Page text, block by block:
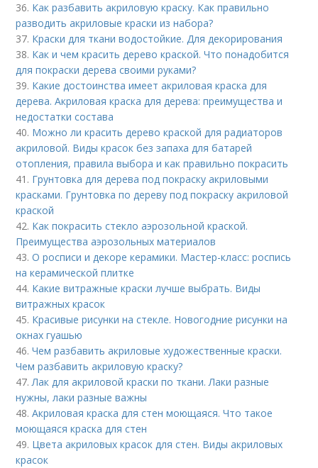
36. Как разбавить акриловую краску. Как правильно
разводить акриловые краски из набора?
37. Краски для ткани водостойкие. Для декорирования
38. Как и чем красить дерево краской. Что понадобится
для покраски дерева своими руками?
39. Какие достоинства имеет акриловая краска для
дерева. Акриловая краска для дерева: преимущества и
недостатки состава
40. Можно ли красить дерево краской для радиаторов
акриловой. Виды красок без запаха для батарей
отопления, правила выбора и как правильно покрасить
41. Грунтовка для дерева под покраску акриловыми
красками. Грунтовка по дереву под покраску акриловой
краской
42. Как покрасить стекло аэрозольной краской.
Преимущества аэрозольных материалов
43.О росписи и декоре керамики. Мастер-класс: роспись
на керамической плитке
44. Какие витражные краски лучше выбрать. Виды
витражных красок
45. Красивые рисунки на стекле. Новогодние рисунки на
окнах гуашью
46.Чем разбавить акриловые художественные краски.
Чем разбавить акриловую краску?
47.Лак для акриловой краски по ткани. Лаки разные
нужны, лаки разные важны
48.Акриловая краска для стен моющаяся. Что такое
моющаяся краска для стен
49. Цвета акриловых красок для стен. Виды акриловых
красок